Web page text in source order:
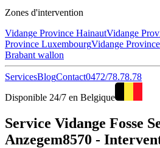
Zones d'intervention
Vidange Province HainautVidange
Province LuxembourgVidange
Brabant wallon
ServicesBlogContact0472/78.78.78
Disponible 24/7 en Belgique
Service Vidange Fosse
Anzegem8570 -